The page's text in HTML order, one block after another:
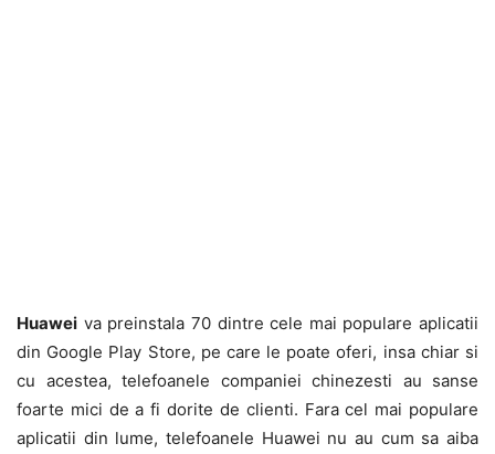
Huawei va preinstala 70 dintre cele mai populare aplicatii
din Google Play Store, pe care le poate oferi, insa chiar si
cu acestea, telefoanele companiei chinezesti au sanse
foarte mici de a fi dorite de clienti. Fara cel mai populare
aplicatii din lume, telefoanele Huawei nu au cum sa aiba